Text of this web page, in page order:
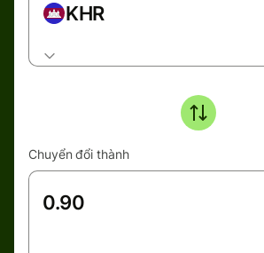
KHR
Chuyển đổi thành